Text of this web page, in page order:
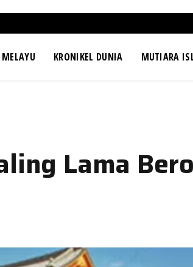
KRONIKEL DUNIA MUTIARA
Lama